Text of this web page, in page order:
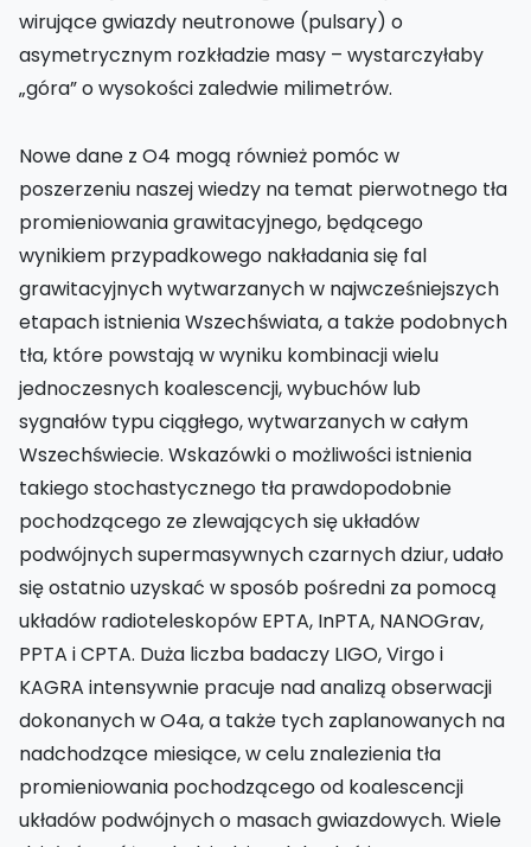
wirujące gwiazdy neutronowe (pulsary) o
asymetrycznym rozkładzie masy – wystarczyłaby
„góra” o wysokości zaledwie milimetrów.
Nowe dane z O4 mogą również pomóc w
poszerzeniu naszej wiedzy na temat pierwotnego tła
promieniowania grawitacyjnego, będącego
wynikiem przypadkowego nakładania się fal
grawitacyjnych wytwarzanych w najwcześniejszych
etapach istnienia Wszechświata, a także podobnych
tła, które powstają w wyniku kombinacji wielu
jednoczesnych koalescencji, wybuchów lub
sygnałów typu ciągłego, wytwarzanych w całym
Wszechświecie. Wskazówki o możliwości istnienia
takiego stochastycznego tła prawdopodobnie
pochodzącego ze zlewających się układów
podwójnych supermasywnych czarnych dziur, udało
się ostatnio uzyskać w sposób pośredni za pomocą
układów radioteleskopów EPTA, InPTA, NANOGrav,
PPTA i CPTA. Duża liczba badaczy LIGO, Virgo i
KAGRA intensywnie pracuje nad analizą obserwacji
dokonanych w O4a, a także tych zaplanowanych na
nadchodzące miesiące, w celu znalezienia tła
promieniowania pochodzącego od koalescencji
układów podwójnych o masach gwiazdowych. Wiele